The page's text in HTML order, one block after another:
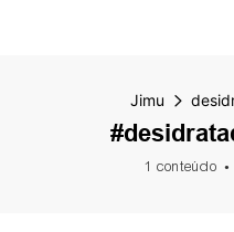
Jimu
1 conteúdo